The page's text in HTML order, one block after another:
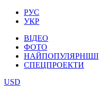
РУС
УКР
ВІДЕО
ФОТО
НАЙПОПУЛЯРНІШІ
СПЕЦПРОЕКТИ
USD